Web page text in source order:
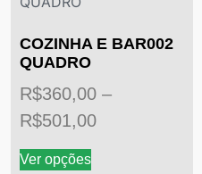
COZINHA E BAR002
QUADRO
R$360,00 –
R$501,00
Ver opções